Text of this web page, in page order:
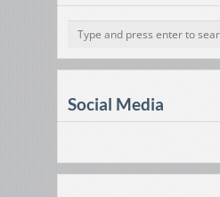
Social Media